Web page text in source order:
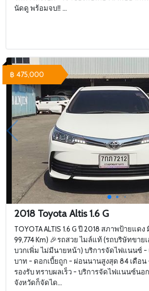
นัดดู พร้อมจบ‼️ ...
2018 Toyota Altis 1.6 G
TOYOTA ALTIS 1.6 G ปี 2018 สภาพป้ายแด
99,774 Km) 🎉รถสวย ไมล์แท้ (รถบริษัทขาย
บวกเพิ่ม ไม่มีนายหน้า) บริการจัดไฟแนนซ์ -
บาท - ดอกเบี้ยถูก - ผ่อนนานสูงสุด 84 เดือ
รองรับ ทราบผลเร็ว - บริการจัดไฟแนนซ์นอ
จังหวัดก็จัดได...
฿ 475,000